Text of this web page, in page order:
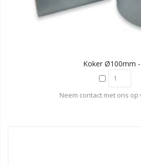
Koker Ø100mm -
Neem contact met ons op